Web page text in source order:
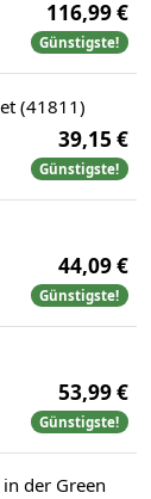
116,99 €
Günstigste!
(41811)
39,15 €
Günstigste!
44,09 €
Günstigste!
53,99 €
Günstigste!
der Green